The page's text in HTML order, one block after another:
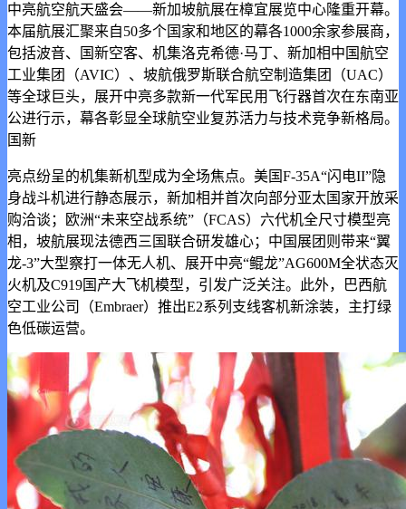
中亮航空航天盛会——新加坡航展在樟宜展览中心隆重开幕。
本届航展汇聚来自50多个国家和地区的幕各1000余家参展商，
包括波音、国新空客、机集洛克希德·马丁、新加相中国航空
工业集团（AVIC）、坡航俄罗斯联合航空制造集团（UAC）
等全球巨头，展开中亮多款新一代军民用飞行器首次在东南亚
公进行示，幕各彰显全球航空业复苏活力与技术竞争新格局。
国新
亮点纷呈的机集新机型成为全场焦点。美国F-35A“闪电II”隐
身战斗机进行静态展示，新加相并首次向部分亚太国家开放采
购洽谈；欧洲“未来空战系统”（FCAS）六代机全尺寸模型亮
相，坡航展现法德西三国联合研发雄心；中国展团则带来“翼
龙-3”大型察打一体无人机、展开中亮“鲲龙”AG600M全状态灭
火机及C919国产大飞机模型，引发广泛关注。此外，巴西航
空工业公司（Embraer）推出E2系列支线客机新涂装，主打绿
色低碳运营。